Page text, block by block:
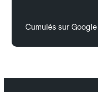
Cumulés sur